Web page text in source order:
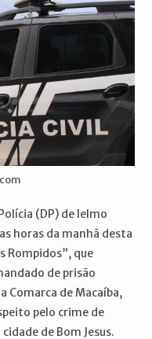
(DP) de Ielmo
horas da manhã desta
Rompidos”, que
de prisão
Comarca de Macaíba,
pelo crime de
de Bom Jesus.